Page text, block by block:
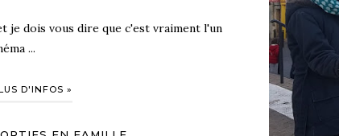
je dois vous dire que c'est vraiment l'un
...
D'INFOS »